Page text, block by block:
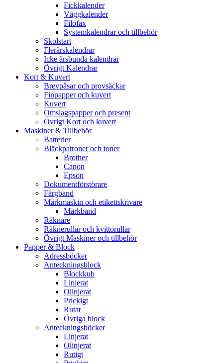
Fickkalender
Väggkalender
Filofax
Systemkalendrar och tillbehör
Skolstart
Flerårskalendrar
Icke årsbunda kalendrar
Övrigt Kalendrar
Kort & Kuvert
Brevpåsar och provsäckar
Finpapper och kuvert
Kuvert
Omslagspapper och present
Övrigt Kort och kuvert
Maskiner & Tillbehör
Batterier
Bläckpatroner och toner
Brother
Canon
Epson
Dokumentförstörare
Färgband
Märkmaskin och etikettskrivare
Märkband
Räknare
Räknerullar och kvittorullar
Övrigt Maskiner och tillbehör
Papper & Block
Adressböcker
Anteckningsblock
Blockkub
Linjerat
Olinjerat
Prickigt
Rutat
Övriga block
Anteckningsböcker
Linjerat
Olinjerat
Rutigt